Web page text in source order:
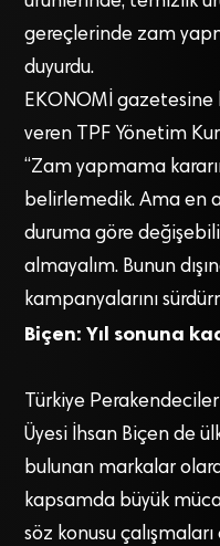
gereçlerinde zam
duyurdu.
EKONOMİ gazetesine
veren TPF Yönetim
“Zam yapmama
belirlemedik. Ama en
duruma göre
almayalım. Bunun
kampanyalarını
Biçen: Yıl sonuna
Türkiye
Üyesi İhsan Biçen de
bulunan markalar
kapsamda büyük
söz konusu